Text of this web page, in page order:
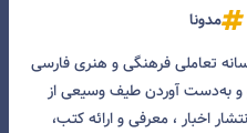
مدونا
تعاملی فرهنگی و هنری فارسی
به‌دست آوردن طیف وسیعی از
اخبار ، معرفی و ارائه کتب،